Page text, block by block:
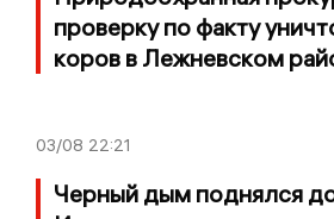
проверку по факту
коров в Лежневском
03/08 22:21
Черный дым поднялся